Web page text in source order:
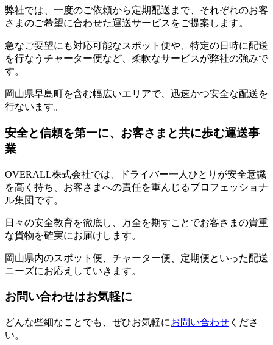
弊社では、一度のご依頼から定期配送まで、それぞれのお客
さまのご希望に合わせた運送サービスをご提案します。
急なご要望にも対応可能なスポット便や、特定の日時に配送
を行なうチャーター便など、柔軟なサービスが弊社の強みで
す。
岡山県早島町を含む幅広いエリアで、迅速かつ安全な配送を
行ないます。
安全と信頼を第一に、お客さまと共に歩む運送事
業
OVERALL株式会社では、ドライバー一人ひとりが安全意識
を高く持ち、お客さまへの責任を重んじるプロフェッショナ
ル集団です。
日々の安全教育を徹底し、万全を期すことでお客さまの貴重
な貨物を確実にお届けします。
岡山県内のスポット便、チャーター便、定期便といった配送
ニーズにお応えしていきます。
お問い合わせはお気軽に
どんな些細なことでも、ぜひお気軽にお問い合わせ くださ
い。